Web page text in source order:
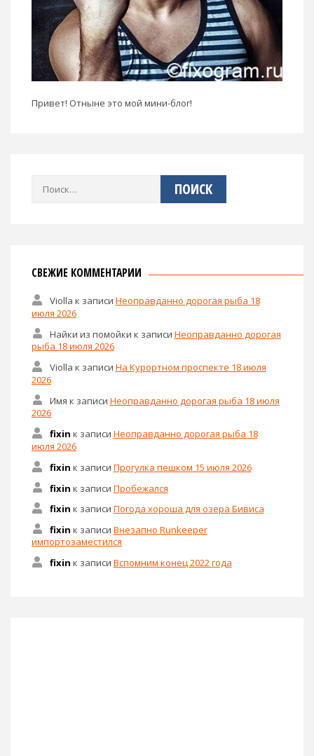
Привет! Отныне это мой мини-блог!
Найти:
СВЕЖИЕ КОММЕНТАРИИ
Violla к записи Неоправданно дорогая рыба 18
июля 2026
Найки из помойки к записи Неоправданно дорогая
рыба 18 июля 2026
Violla к записи На Курортном проспекте 18 июля
2026
Имя к записи Неоправданно дорогая рыба 18 июля
2026
fixin к записи Неоправданно дорогая рыба 18
июля 2026
fixin к записи Прогулка пешком 15 июля 2026
fixin к записи Пробежался
fixin к записи Погода хороша для озера Бивиса
fixin к записи Внезапно Runkeeper
импортозаместился
fixin к записи Вспомним конец 2022 года